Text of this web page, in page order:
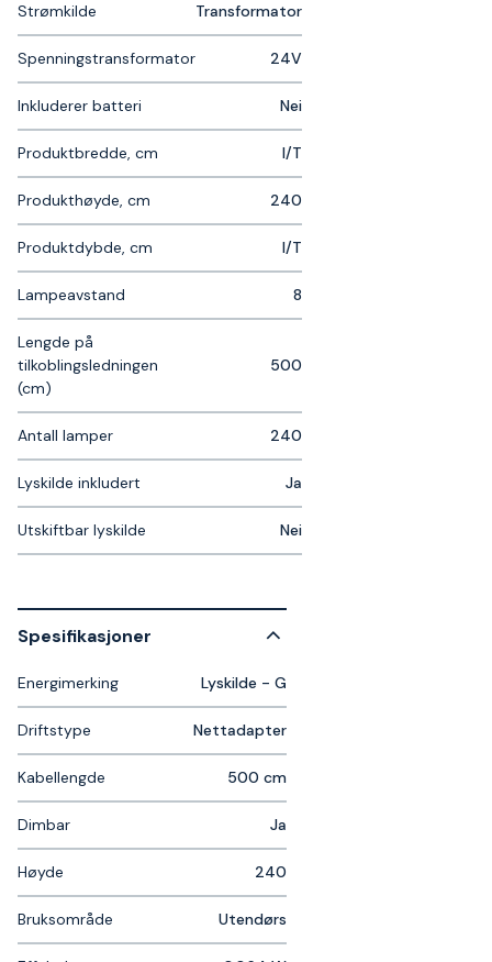
Strømkilde Transformator
Spenningstransformator 24V
Inkluderer batteri Nei
Produktbredde, cm I/T
Produkthøyde, cm 240
Produktdybde, cm I/T
Lampeavstand 8
Lengde på
tilkoblingsledningen
(cm)
500
Antall lamper 240
Lyskilde inkludert Ja
Utskiftbar lyskilde Nei
Spesifikasjoner
Energimerking Lyskilde - G
Driftstype Nettadapter
Kabellengde 500 cm
Dimbar Ja
Høyde 240
Bruksområde Utendørs